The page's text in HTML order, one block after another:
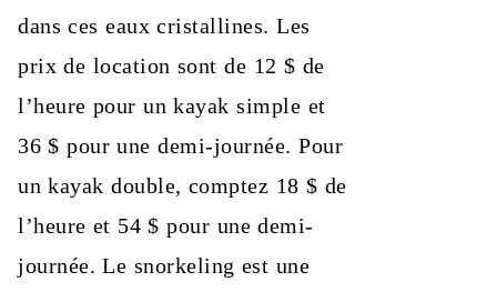
dans ces eaux cristallines. Les
prix de location sont de 12 $ de
l’heure pour un kayak simple et
36 $ pour une demi-journée. Pour
un kayak double, comptez 18 $ de
l’heure et 54 $ pour une demi-
journée. Le snorkeling est une